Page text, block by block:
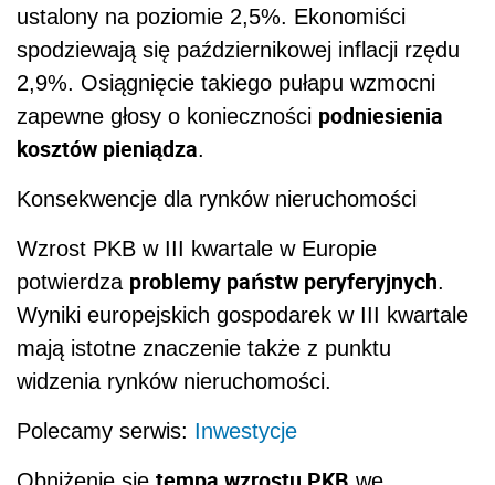
ustalony na poziomie 2,5%. Ekonomiści
spodziewają się październikowej inflacji rzędu
2,9%. Osiągnięcie takiego pułapu wzmocni
zapewne głosy o konieczności podniesienia
kosztów pieniądza.
Konsekwencje dla rynków nieruchomości
Wzrost PKB w III kwartale w Europie
potwierdza problemy państw peryferyjnych.
Wyniki europejskich gospodarek w III kwartale
mają istotne znaczenie także z punktu
widzenia rynków nieruchomości.
Polecamy serwis: Inwestycje